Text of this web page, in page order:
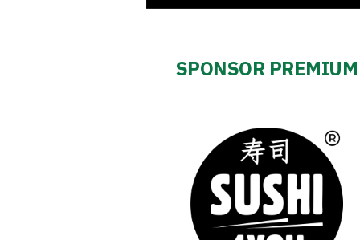
#WORTHdownload
SPONSOR PREMIUM